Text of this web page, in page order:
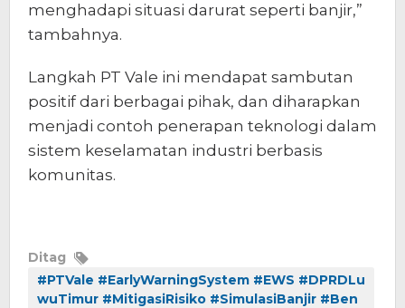
menghadapi situasi darurat seperti banjir,”
tambahnya.
Langkah PT Vale ini mendapat sambutan
positif dari berbagai pihak, dan diharapkan
menjadi contoh penerapan teknologi dalam
sistem keselamatan industri berbasis
komunitas.
Ditag
#PTVale #EarlyWarningSystem #EWS #DPRDLu
wuTimur #MitigasiRisiko #SimulasiBanjir #Ben